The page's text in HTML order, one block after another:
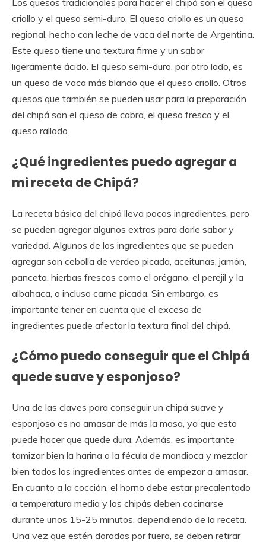
criollo y el queso semi-duro. El queso criollo es un queso
regional, hecho con leche de vaca del norte de Argentina.
Este queso tiene una textura firme y un sabor
ligeramente ácido. El queso semi-duro, por otro lado, es
un queso de vaca más blando que el queso criollo. Otros
quesos que también se pueden usar para la preparación
del chipá son el queso de cabra, el queso fresco y el
queso rallado.
¿Qué ingredientes puedo agregar a
mi receta de Chipá?
La receta básica del chipá lleva pocos ingredientes, pero
se pueden agregar algunos extras para darle sabor y
variedad. Algunos de los ingredientes que se pueden
agregar son cebolla de verdeo picada, aceitunas, jamón,
panceta, hierbas frescas como el orégano, el perejil y la
albahaca, o incluso carne picada. Sin embargo, es
importante tener en cuenta que el exceso de
ingredientes puede afectar la textura final del chipá.
¿Cómo puedo conseguir que el Chipá
quede suave y esponjoso?
Una de las claves para conseguir un chipá suave y
esponjoso es no amasar de más la masa, ya que esto
puede hacer que quede dura. Además, es importante
tamizar bien la harina o la fécula de mandioca y mezclar
bien todos los ingredientes antes de empezar a amasar.
En cuanto a la cocción, el horno debe estar precalentado
a temperatura media y los chipás deben cocinarse
durante unos 15-25 minutos, dependiendo de la receta.
Una vez que estén dorados por fuera, se deben retirar